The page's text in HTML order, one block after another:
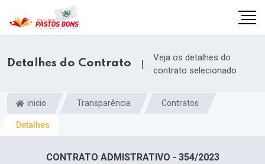
Detalhes do Contrato |
Veja os detalhes do
contrato selecionado
inicio Transparência Contratos
Detalhes
CONTRATO ADMISTRATIVO - 354/2023